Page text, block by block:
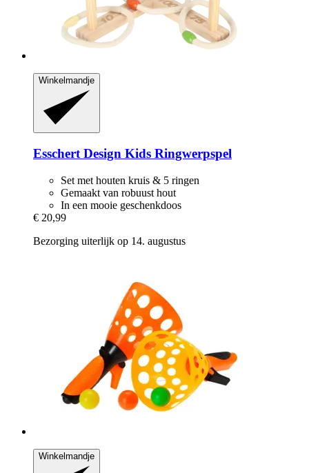
Winkelmandje
Esschert Design Kids Ringwerpspel
Set met houten kruis & 5 ringen
Gemaakt van robuust hout
In een mooie geschenkdoos
€ 20,99
Bezorging uiterlijk op 14. augustus
Winkelmandje